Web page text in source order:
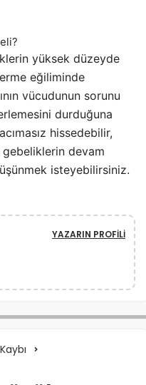
yüksek düzeyde
eğiliminde
vücudunun sorunu
durduğuna
hissedebilir,
gebeliklerin devam
isteyebilirsiniz.
YAZARIN PROFILI